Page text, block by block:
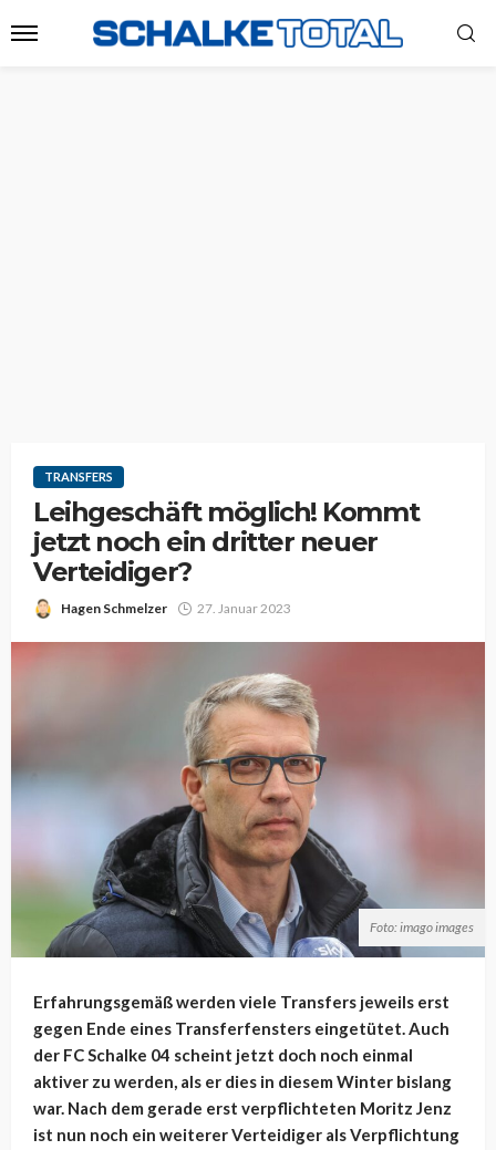
TRANSFERS
Leihgeschäft möglich! Kommt
jetzt noch ein dritter neuer
Verteidiger?
Hagen Schmelzer 27. Januar 2023
Foto: imago images
Erfahrungsgemäß werden viele Transfers jeweils erst
gegen Ende eines Transferfensters eingetütet. Auch
der FC Schalke 04 scheint jetzt doch noch einmal
aktiver zu werden, als er dies in diesem Winter bislang
war. Nach dem gerade erst verpflichteten Moritz Jenz
ist nun noch ein weiterer Verteidiger als Verpflichtung